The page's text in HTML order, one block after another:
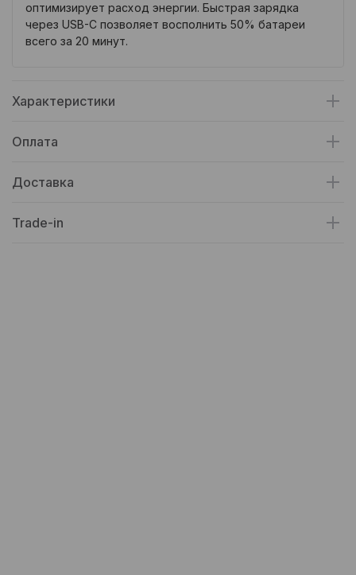
оптимизирует расход энергии. Быстрая зарядка
через USB-C позволяет восполнить 50% батареи
всего за 20 минут.
Характеристики
Оплата
Доставка
Trade-in